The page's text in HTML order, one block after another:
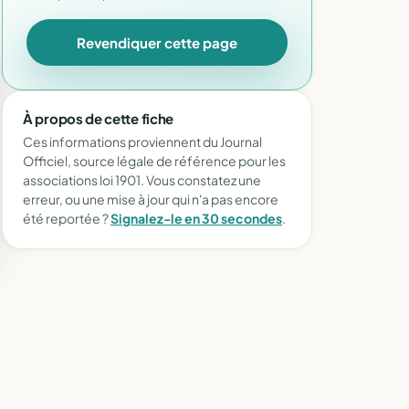
Revendiquer cette page
À propos de cette fiche
Ces informations proviennent du Journal
Officiel, source légale de référence pour les
associations loi 1901. Vous constatez une
erreur, ou une mise à jour qui n'a pas encore
été reportée ?Signalez-le en 30 secondes.